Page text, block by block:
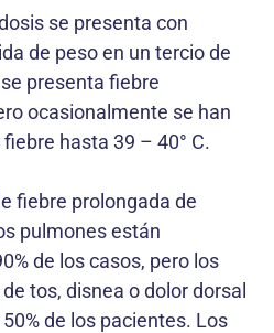
se presenta con
de peso en un tercio de
presenta fiebre
ocasionalmente se han
hasta 39 – 40° C.
fiebre prolongada de
pulmones están
de los casos, pero los
tos, disnea o dolor dorsal
de los pacientes. Los